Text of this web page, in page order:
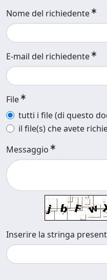
Nome del richiedente
E-mail del richiedente
File
tutti i file (di questo
il file(s) che avete
Messaggio
Inserire la stringa